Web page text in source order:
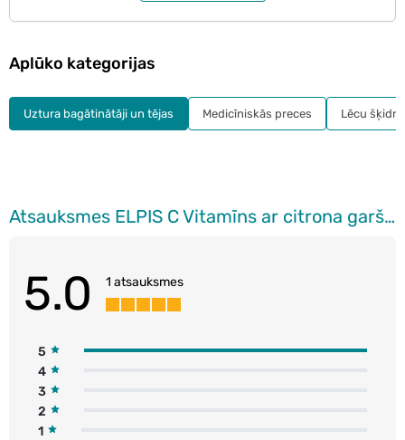
Atsauksmes ELPIS C Vitamīns ar citrona garšu, 10 tabletes
5.0 1 atsauksmes
5
4
3
2
1
Aplūko kategorijas
Uztura bagātinātāji un tējas Medicīniskās preces Lēcu